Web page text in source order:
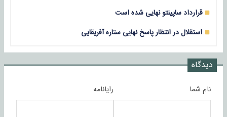
قرارداد ساپینتو نهایی شده است
استقلال در انتظار پاسخ نهایی ستاره آفریقایی
دیدگاه
نام شما رایانامه